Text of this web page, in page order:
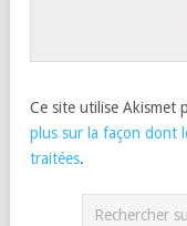
Ce site utilise Akismet
plus sur la façon dont
traitées.